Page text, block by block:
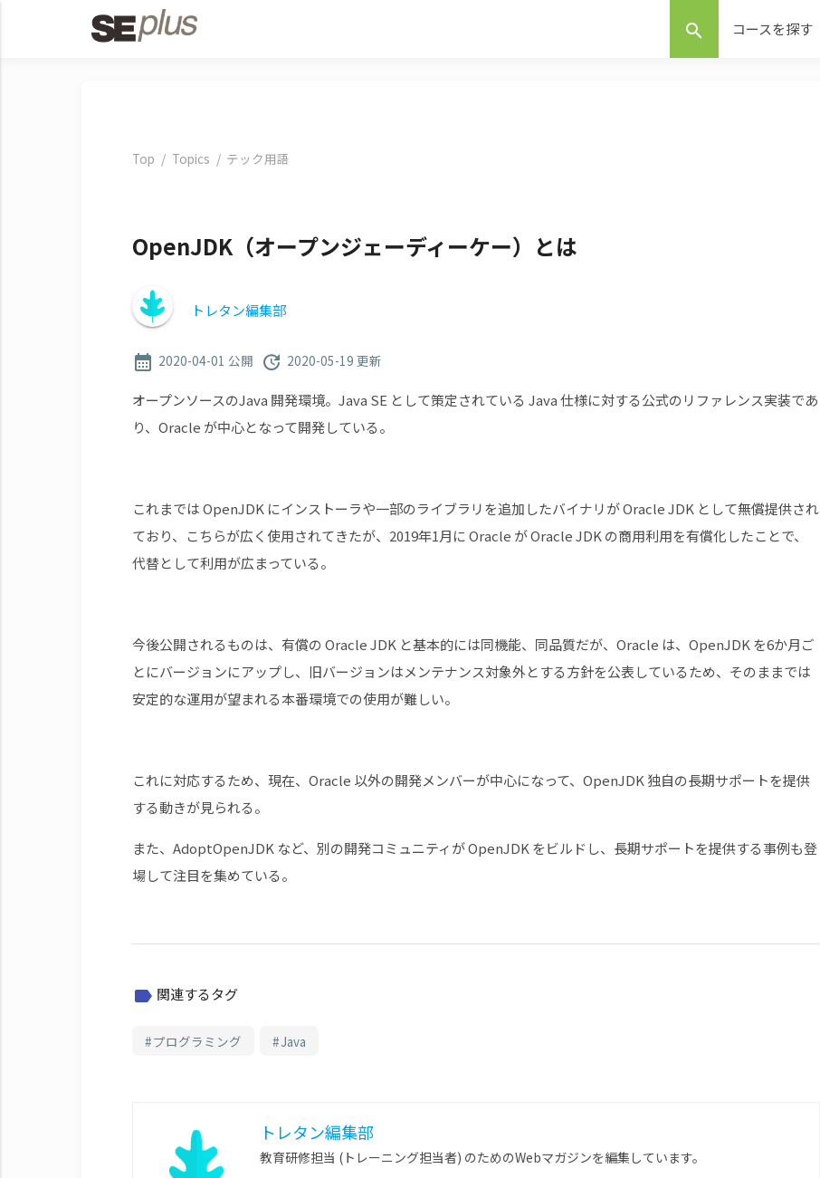
search コースを探す
Top Topics テック用語
OpenJDK（オープンジェーディーケー）とは
トレタン編集部
calendar_month 2020-04-01 公開 update 2020-05-19 更新
オープンソースのJava 開発環境。Java SE として策定されている Java 仕様に対する公式のリファレンス実装であ
り、Oracle が中心となって開発している。
これまでは OpenJDK にインストーラや一部のライブラリを追加したバイナリが Oracle JDK として無償提供され
ており、こちらが広く使用されてきたが、2019年1月に Oracle が Oracle JDK の商用利用を有償化したことで、
代替として利用が広まっている。
今後公開されるものは、有償の Oracle JDK と基本的には同機能、同品質だが、Oracle は、OpenJDK を6か月ご
とにバージョンにアップし、旧バージョンはメンテナンス対象外とする方針を公表しているため、そのままでは
安定的な運用が望まれる本番環境での使用が難しい。
これに対応するため、現在、Oracle 以外の開発メンバーが中心になって、OpenJDK 独自の長期サポートを提供
する動きが見られる。
また、AdoptOpenJDK など、別の開発コミュニティが OpenJDK をビルドし、長期サポートを提供する事例も登
場して注目を集めている。
label 関連するタグ
プログラミング Java
トレタン編集部
教育研修担当 (トレーニング担当者) のためのWebマガジンを編集しています。